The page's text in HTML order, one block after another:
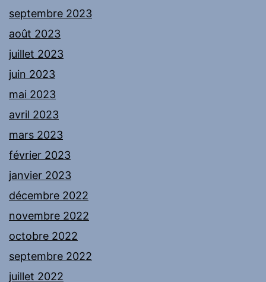
septembre 2023
août 2023
juillet 2023
juin 2023
mai 2023
avril 2023
mars 2023
février 2023
janvier 2023
décembre 2022
novembre 2022
octobre 2022
septembre 2022
juillet 2022